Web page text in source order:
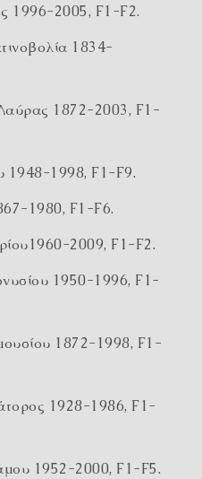
1996-2005, F1-F2.
1834-
1872-2003, F1-
1948-1998, F1-F9.
1980, F1-F6.
2009, F1-F2.
1950-1996, F1-
1872-1998, F1-
1928-1986, F1-
1952-2000, F1-F5.